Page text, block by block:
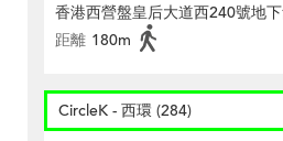
香港西營盤皇后大道西240號地下
距離 180m
CircleK - 西環 (284)